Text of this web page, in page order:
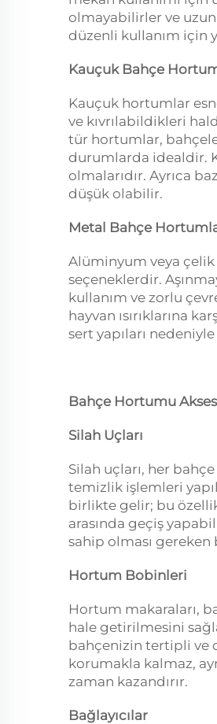
olmayabilirler ve uzun
düzenli kullanım için
Kauçuk Bahçe
Kauçuk hortumlar
ve kıvrılabildikleri
tür hortumlar,
durumlarda idealdir.
olmalarıdır. Ayrıca
düşük olabilir.
Metal Bahçe
Alüminyum veya
seçeneklerdir.
kullanım ve zorlu
hayvan ısırıklarına
sert yapıları
Bahçe Hortumu
Silah Uçları
Silah uçları, her
temizlik işlemleri
birlikte gelir; bu
arasında geçiş
sahip olması
Hortum Bobinleri
Hortum makaraları,
hale getirilmesini
bahçenizin tertipli ve
korumakla kalmaz,
zaman kazandırır.
Bağlayıcılar